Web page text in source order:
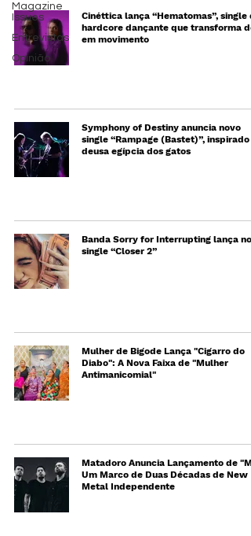
Magazine
Issues
Entrevistas
Opinião
Cinéttica lança “Hematomas”, single
hardcore dançante que transforma
em movimento
Symphony of Destiny anuncia novo
single “Rampage (Bastet)”, inspirado
deusa egípcia dos gatos
Banda Sorry for Interrupting lança
single “Closer 2”
Mulher de Bigode Lança "Cigarro do
Diabo": A Nova Faixa de "Mulher
Antimanicomial"
Matadoro Anuncia Lançamento de
Um Marco de Duas Décadas de New
Metal Independente